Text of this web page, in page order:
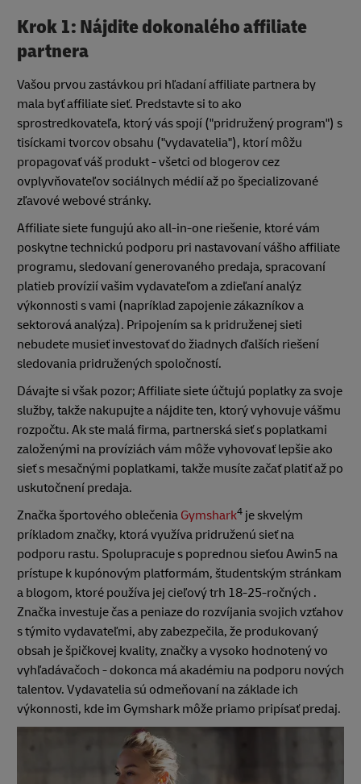
Krok 1: Nájdite dokonalého affiliate
partnera
Vašou prvou zastávkou pri hľadaní affiliate partnera by
mala byť affiliate sieť. Predstavte si to ako
sprostredkovateľa, ktorý vás spojí ("pridružený program") s
tisíckami tvorcov obsahu ("vydavatelia"), ktorí môžu
propagovať váš produkt - všetci od blogerov cez
ovplyvňovateľov sociálnych médií až po špecializované
zľavové webové stránky.
Affiliate siete fungujú ako all-in-one riešenie, ktoré vám
poskytne technickú podporu pri nastavovaní vášho affiliate
programu, sledovaní generovaného predaja, spracovaní
platieb provízií vašim vydavateľom a zdieľaní analýz
výkonnosti s vami (napríklad zapojenie zákazníkov a
sektorová analýza). Pripojením sa k pridruženej sieti
nebudete musieť investovať do žiadnych ďalších riešení
sledovania pridružených spoločností.
Dávajte si však pozor; Affiliate siete účtujú poplatky za svoje
služby, takže nakupujte a nájdite ten, ktorý vyhovuje vášmu
rozpočtu. Ak ste malá firma, partnerská sieť s poplatkami
založenými na províziách vám môže vyhovovať lepšie ako
sieť s mesačnými poplatkami, takže musíte začať platiť až po
uskutočnení predaja.
Značka športového oblečenia Gymshark4 je skvelým
príkladom značky, ktorá využíva pridruženú sieť na
podporu rastu. Spolupracuje s poprednou sieťou Awin5 na
prístupe k kupónovým platformám, študentským stránkam
a blogom, ktoré používa jej cieľový trh 18-25-ročných .
Značka investuje čas a peniaze do rozvíjania svojich vzťahov
s týmito vydavateľmi, aby zabezpečila, že produkovaný
obsah je špičkovej kvality, značky a vysoko hodnotený vo
vyhľadávačoch - dokonca má akadémiu na podporu nových
talentov. Vydavatelia sú odmeňovaní na základe ich
výkonnosti, kde im Gymshark môže priamo pripísať predaj.